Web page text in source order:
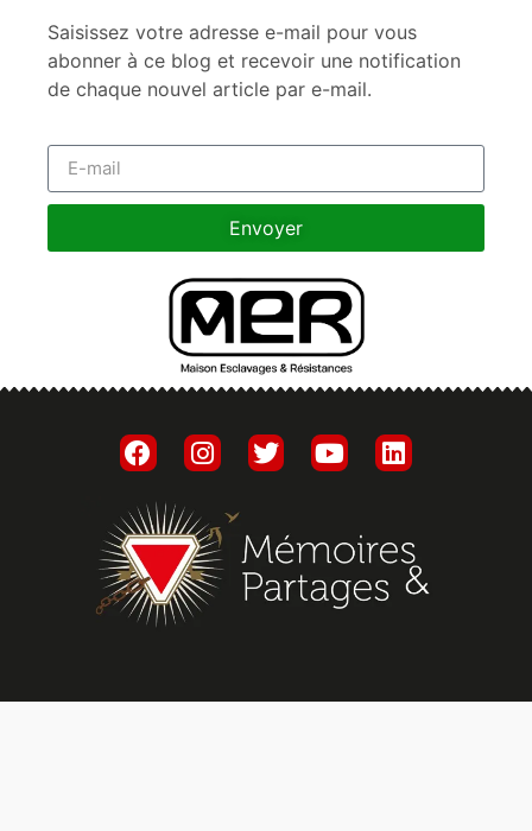
Saisissez votre adresse e-mail pour vous
abonner à ce blog et recevoir une notification
de chaque nouvel article par e-mail.
Envoyer